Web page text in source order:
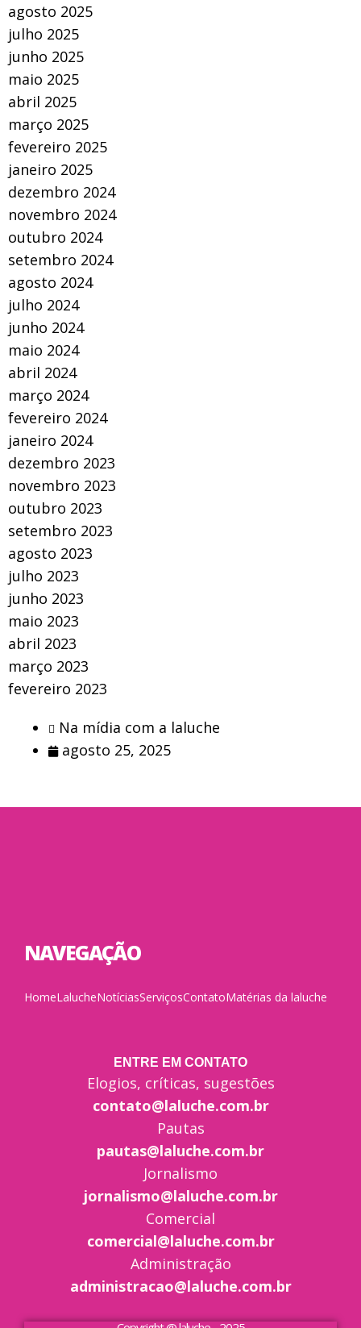
agosto 2025
julho 2025
junho 2025
maio 2025
abril 2025
março 2025
fevereiro 2025
janeiro 2025
dezembro 2024
novembro 2024
outubro 2024
setembro 2024
agosto 2024
julho 2024
junho 2024
maio 2024
abril 2024
março 2024
fevereiro 2024
janeiro 2024
dezembro 2023
novembro 2023
outubro 2023
setembro 2023
agosto 2023
julho 2023
junho 2023
maio 2023
abril 2023
março 2023
fevereiro 2023
Na mídia com a laluche
agosto 25, 2025
NAVEGAÇÃO
HomeLalucheNotíciasServiçosContatoMatérias da laluche
ENTRE EM CONTATO
Elogios, críticas, sugestões
contato@laluche.com.br
Pautas
pautas@laluche.com.br
Jornalismo
jornalismo@laluche.com.br
Comercial
comercial@laluche.com.br
Administração
administracao@laluche.com.br